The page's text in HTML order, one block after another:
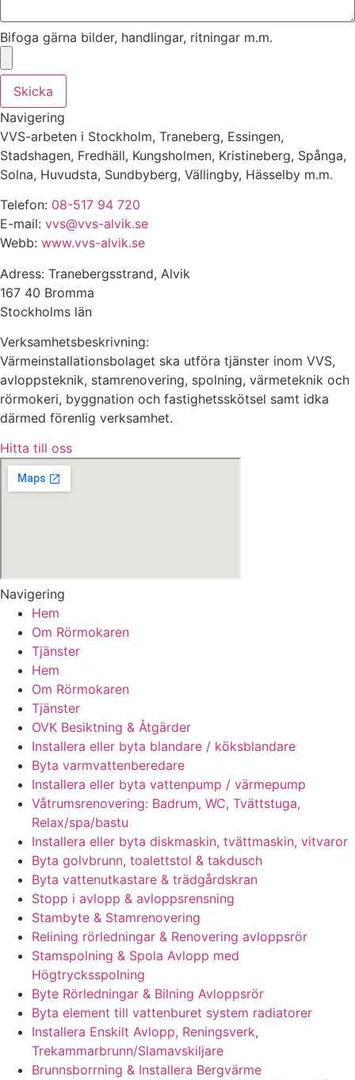
Bifoga gärna bilder, handlingar, ritningar m.m.
Skicka
Navigering
VVS-arbeten i Stockholm, Traneberg, Essingen,
Stadshagen, Fredhäll, Kungsholmen, Kristineberg, Spånga,
Solna, Huvudsta, Sundbyberg, Vällingby, Hässelby m.m.
Telefon: 08-517 94 720
E-mail: vvs@vvs-alvik.se
Webb: www.vvs-alvik.se
Adress: Tranebergsstrand, Alvik
167 40 Bromma
Stockholms län
Verksamhetsbeskrivning:
Värmeinstallationsbolaget ska utföra tjänster inom VVS,
avloppsteknik, stamrenovering, spolning, värmeteknik och
rörmokeri, byggnation och fastighetsskötsel samt idka
därmed förenlig verksamhet.
Hitta till oss
Navigering
Hem
Om Rörmokaren
Tjänster
Hem
Om Rörmokaren
Tjänster
OVK Besiktning & Åtgärder
Installera eller byta blandare / köksblandare
Byta varmvattenberedare
Installera eller byta vattenpump / värmepump
Våtrumsrenovering: Badrum, WC, Tvättstuga,
Relax/spa/bastu
Installera eller byta diskmaskin, tvättmaskin, vitvaror
Byta golvbrunn, toalettstol & takdusch
Byta vattenutkastare & trädgårdskran
Stopp i avlopp & avloppsrensning
Stambyte & Stamrenovering
Relining rörledningar & Renovering avloppsrör
Stamspolning & Spola Avlopp med
Högtrycksspolning
Byte Rörledningar & Bilning Avloppsrör
Byta element till vattenburet system radiatorer
Installera Enskilt Avlopp, Reningsverk,
Trekammarbrunn/Slamavskiljare
Brunnsborrning & Installera Bergvärme